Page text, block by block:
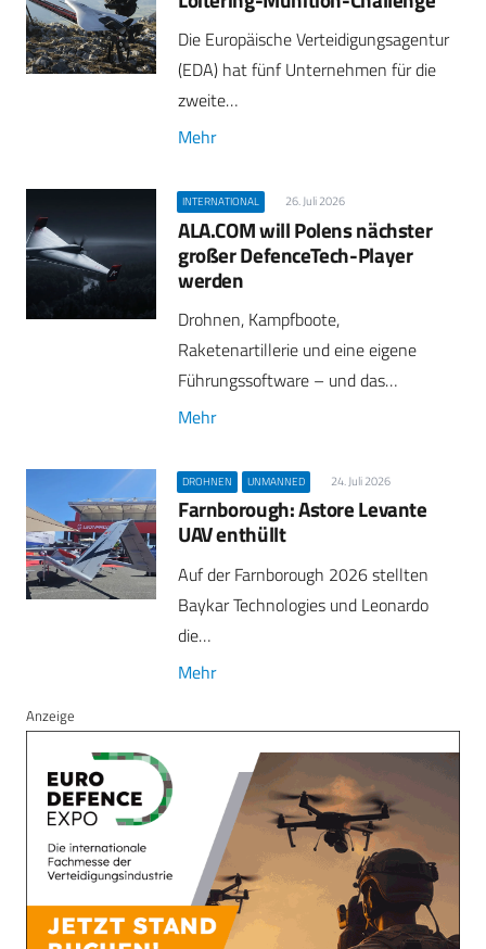
Die Europäische Verteidigungsagentur
(EDA) hat fünf Unternehmen für die
zweite…
Mehr
INTERNATIONAL 26. Juli 2026
ALA.COM will Polens nächster
großer DefenceTech-Player
werden
Drohnen, Kampfboote,
Raketenartillerie und eine eigene
Führungssoftware – und das…
Mehr
DROHNEN UNMANNED 24. Juli 2026
Farnborough: Astore Levante
UAV enthüllt
Auf der Farnborough 2026 stellten
Baykar Technologies und Leonardo
die…
Mehr
Anzeige